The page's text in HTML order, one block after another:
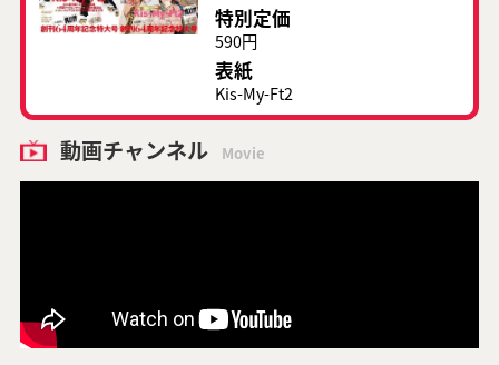
特別定価
590円
表紙
Kis-My-Ft2
動画チャンネル Movie